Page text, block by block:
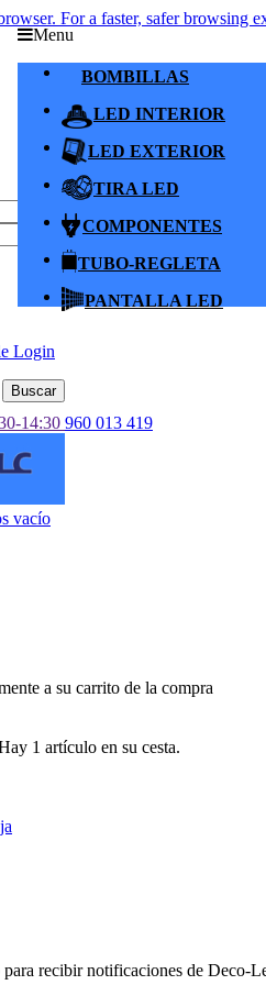
Login
Buscar
14:30 960 013 419
vacío
a su carrito de la compra
1 artículo en su cesta.
Menu
BOMBILLAS
LED INTERIOR
LED EXTERIOR
TIRA LED
COMPONENTES
TUBO-REGLETA
PANTALLA LED
recibir notificaciones de Deco-